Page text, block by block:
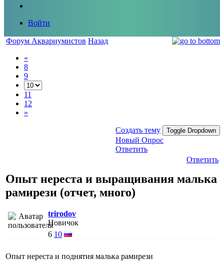
Войти
Форум Аквариумистов Назад
«
8
9
11
12
»
Создать тему Toggle Dropdown
Новый Опрос
Ответить
Ответить
Опыт нереста и выращивания малька
рамирези (отчет, много)
trirodov
Новичок
6 10
Опыт нереста и поднятия малька рамирези